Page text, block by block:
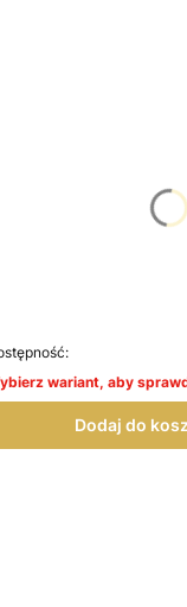
wariant, aby
Dodaj do